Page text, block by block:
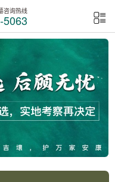
咨询热线
5063